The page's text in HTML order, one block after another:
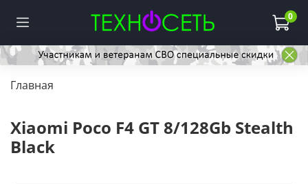
0
Главная
Xiaomi Poco F4 GT 8/128Gb Stealth
Black